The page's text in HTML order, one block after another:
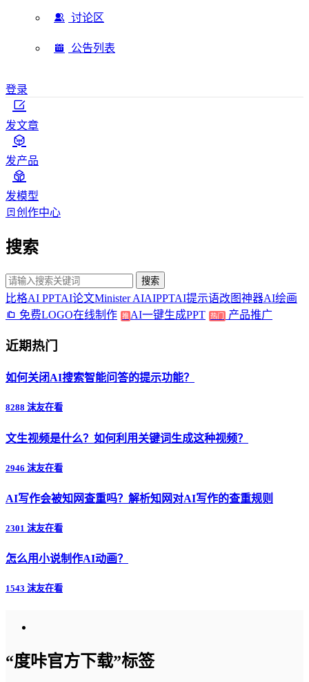
讨论区
公告列表
登录
发文章
发产品
发模型
创作中心
搜索
搜索
比格AI PPTAI论文Minister AIAIPPTAI提示语改图神器AI绘画
免费LOGO在线制作
推 AI一键生成PPT 热门 产品推广
近期热门
如何关闭AI搜索智能问答的提示功能？
8288 沫友在看
文生视频是什么？如何利用关键词生成这种视频？
2946 沫友在看
AI写作会被知网查重吗？解析知网对AI写作的查重规则
2301 沫友在看
怎么用小说制作AI动画？
1543 沫友在看
“度咔官方下载”标签